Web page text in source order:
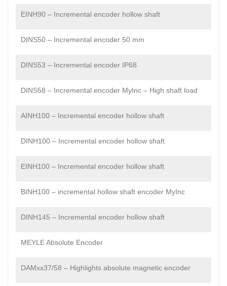
EINH90 – Incremental encoder hollow shaft
DINS50 – Incremental encoder 50 mm
DINS53 – Incremental encoder IP68
DINS58 – Incremental encoder MyInc – High shaft load
AINH100 – Incremental encoder hollow shaft
DINH100 – Incremental encoder hollow shaft
EINH100 – Incremental encoder hollow shaft
BINH100 – incremental hollow shaft encoder MyInc
DINH145 – Incremental encoder hollow shaft
MEYLE Absolute Encoder
DAMxx37/58 – Highlights absolute magnetic encoder